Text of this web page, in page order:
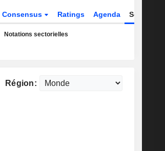
Consensus Ratings Agenda Secteur
Notations sectorielles
Région: